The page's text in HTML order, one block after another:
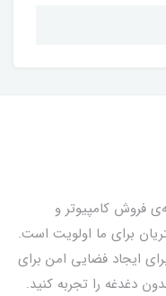
از سال 97 در عرصه‌ی فروش کامپیوتر و
برای ما اولویت است.
ایجاد فضایی امن برای
دغدغه را تجربه کنید.